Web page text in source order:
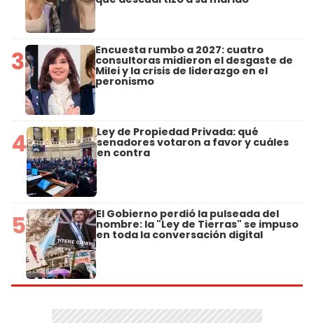
3 Encuesta rumbo a 2027: cuatro
consultoras midieron el desgaste de
Milei y la crisis de liderazgo en el
peronismo
4 Ley de Propiedad Privada: qué
senadores votaron a favor y cuáles
en contra
5 El Gobierno perdió la pulseada del
nombre: la "Ley de Tierras" se impuso
en toda la conversación digital